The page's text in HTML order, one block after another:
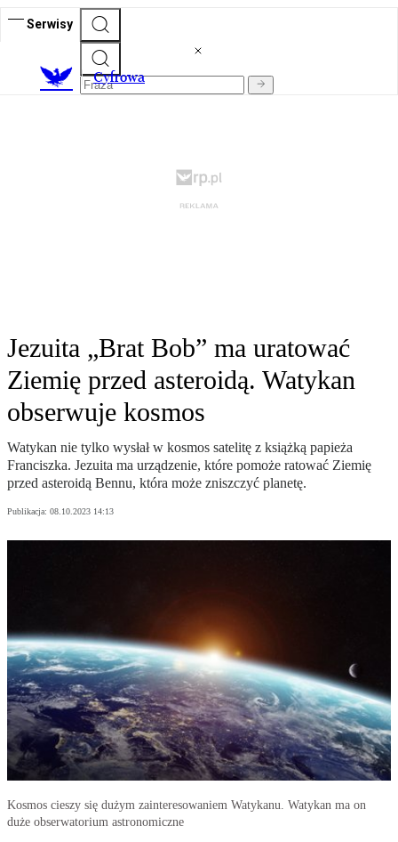
Serwisy
Cyfrowa
Jezuita „Brat Bob” ma uratować
Ziemię przed asteroidą. Watykan
obserwuje kosmos
Watykan nie tylko wysłał w kosmos satelitę z książką papieża
Franciszka. Jezuita ma urządzenie, które pomoże ratować Ziemię
przed asteroidą Bennu, która może zniszczyć planetę.
Publikacja: 08.10.2023 14:13
Kosmos cieszy się dużym zainteresowaniem Watykanu. Watykan ma on
duże obserwatorium astronomiczne